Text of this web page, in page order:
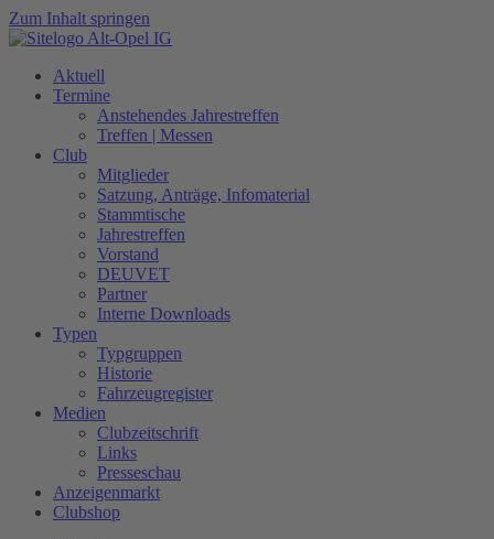
Zum Inhalt springen
Aktuell
Termine
Anstehendes Jahrestreffen
Treffen | Messen
Club
Mitglieder
Satzung, Anträge, Infomaterial
Stammtische
Jahrestreffen
Vorstand
DEUVET
Partner
Interne Downloads
Typen
Typgruppen
Historie
Fahrzeugregister
Medien
Clubzeitschrift
Links
Presseschau
Anzeigenmarkt
Clubshop